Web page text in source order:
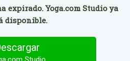
expirado. Yoga.com Studio ya
disponible.